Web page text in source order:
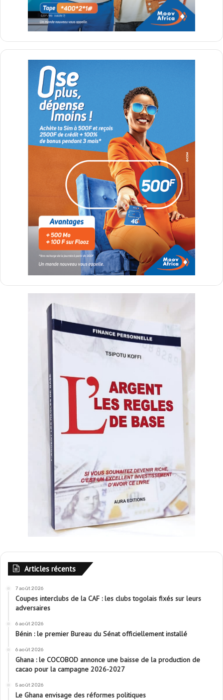
Articles récents
7 août 2026
Coupes interclubs de la CAF : les clubs togolais fixés sur leurs
adversaires
6 août 2026
Bénin : le premier Bureau du Sénat officiellement installé
6 août 2026
Ghana : le COCOBOD annonce une baisse de la production de
cacao pour la campagne 2026-2027
5 août 2026
Le Ghana envisage des réformes politiques